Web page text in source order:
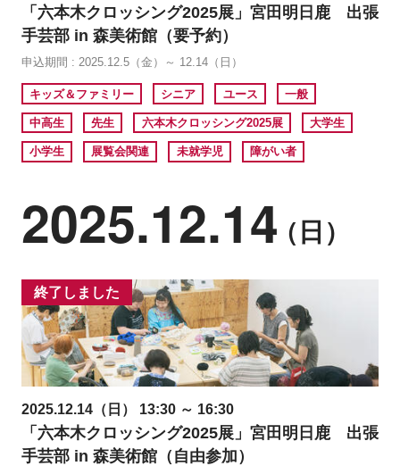
「六本木クロッシング2025展」宮田明日鹿 出張
手芸部 in 森美術館（要予約）
申込期間 : 2025.12.5（金）～ 12.14（日）
キッズ＆ファミリー シニア ユース 一般
中高生 先生 六本木クロッシング2025展 大学生
小学生 展覧会関連 未就学児 障がい者
2025.12.14（日）
終了しました
2025.12.14（日） 13:30 ～ 16:30
「六本木クロッシング2025展」宮田明日鹿 出張
手芸部 in 森美術館（自由参加）